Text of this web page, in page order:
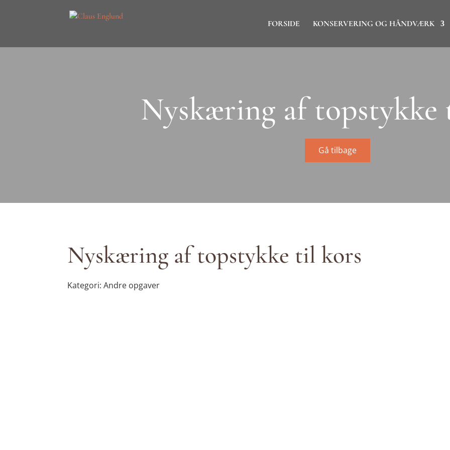
FORSIDE KONSERVERING OG HÅNDVÆRK
Nyskæring af topstykke
Gå tilbage
Nyskæring af topstykke til kors
Kategori: Andre opgaver